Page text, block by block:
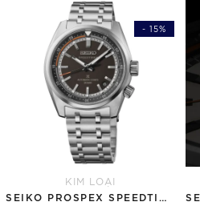
- 15%
KIM LOẠI